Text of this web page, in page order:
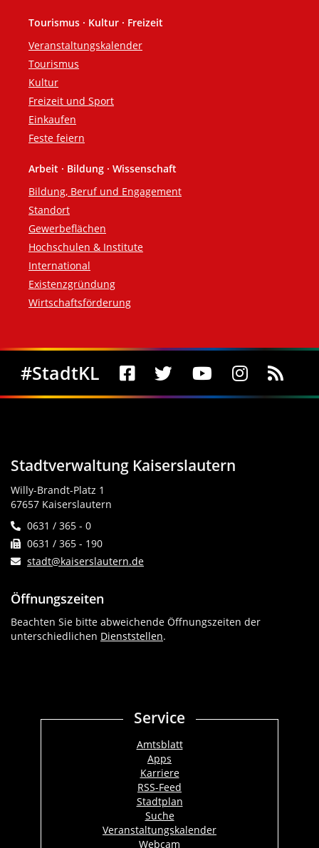
Tourismus · Kultur · Freizeit
Veranstaltungskalender
Tourismus
Kultur
Freizeit und Sport
Einkaufen
Feste feiern
Arbeit · Bildung · Wissenschaft
Bildung, Beruf und Engagement
Standort
Gewerbeflächen
Hochschulen & Institute
International
Existenzgründung
Wirtschaftsförderung
Social Media
#StadtKL
Stadtverwaltung Kaiserslautern
Willy-Brandt-Platz 1
67657 Kaiserslautern
0631 / 365 - 0
0631 / 365 - 190
stadt@kaiserslautern.de
Öffnungszeiten
Beachten Sie bitte abweichende Öffnungszeiten der
unterschiedlichen Dienststellen.
Service
Amtsblatt
Apps
Karriere
RSS-Feed
Stadtplan
Suche
Veranstaltungskalender
Webcam